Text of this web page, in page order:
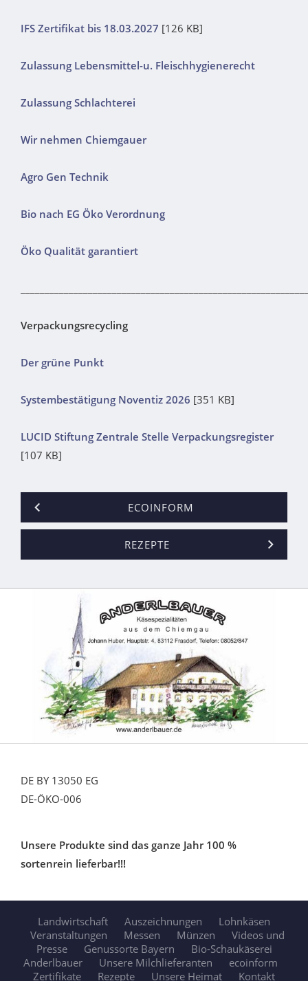
IFS Zertifikat bis 18.03.2027 [126 KB]
Zulassung Lebensmittel-u. Fleischhygienerecht
Zulassung Schlachterei
Wir nehmen Chiemgauer
Agro Gen Technik
Bio nach EG Öko Verordnung
Öko Qualität garantiert
Verpackungsrecycling
Der grüne Punkt
Systembestätigung Noventiz 2026 [351 KB]
LUCID Stiftung Zentrale Stelle Verpackungsregister
[107 KB]
ECOINFORM
REZEPTE
DE BY 13050 EG
DE-ÖKO-006
Unsere Produkte sind das ganze Jahr 100 %
sortenrein lieferbar!!!
Landwirtschaft Auszeichnungen
Lohnkäsen
Veranstaltungen
Messen Münzen
Videos und
Presse
Genussorte Bayern
Bio-Schaukäserei
Anderlbauer
Unsere Milchlieferanten
ecoinform
Zertifikate
Rezepte Unsere Heimat Kontakt